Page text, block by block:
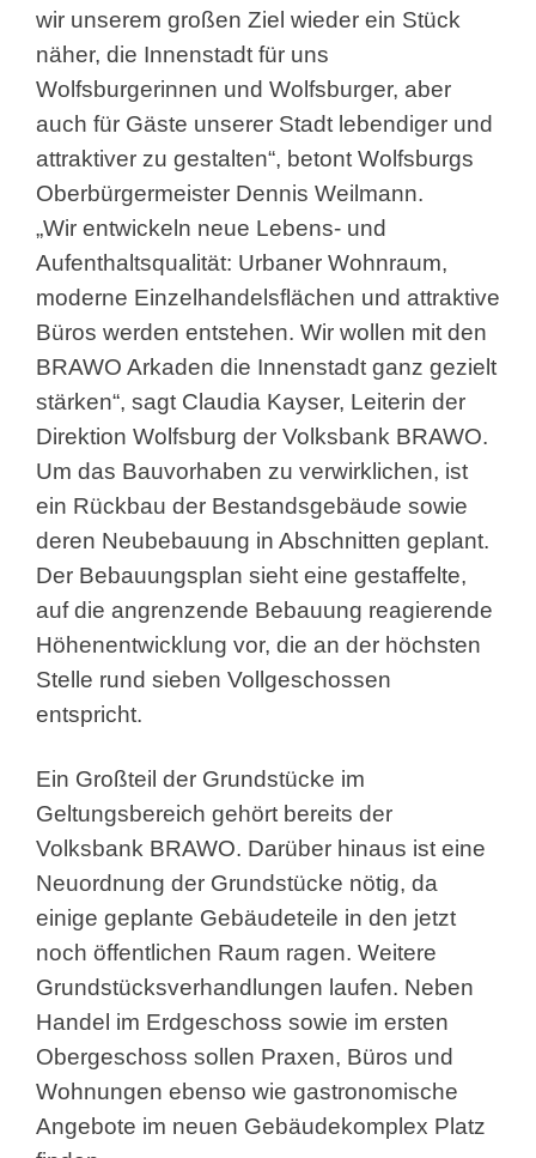
wir unserem großen Ziel wieder ein Stück
näher, die Innenstadt für uns
Wolfsburgerinnen und Wolfsburger, aber
auch für Gäste unserer Stadt lebendiger und
attraktiver zu gestalten“, betont Wolfsburgs
Oberbürgermeister Dennis Weilmann.
„Wir entwickeln neue Lebens- und
Aufenthaltsqualität: Urbaner Wohnraum,
moderne Einzelhandelsflächen und attraktive
Büros werden entstehen. Wir wollen mit den
BRAWO Arkaden die Innenstadt ganz gezielt
stärken“, sagt Claudia Kayser, Leiterin der
Direktion Wolfsburg der Volksbank BRAWO.
Um das Bauvorhaben zu verwirklichen, ist
ein Rückbau der Bestandsgebäude sowie
deren Neubebauung in Abschnitten geplant.
Der Bebauungsplan sieht eine gestaffelte,
auf die angrenzende Bebauung reagierende
Höhenentwicklung vor, die an der höchsten
Stelle rund sieben Vollgeschossen
entspricht.
Ein Großteil der Grundstücke im
Geltungsbereich gehört bereits der
Volksbank BRAWO. Darüber hinaus ist eine
Neuordnung der Grundstücke nötig, da
einige geplante Gebäudeteile in den jetzt
noch öffentlichen Raum ragen. Weitere
Grundstücksverhandlungen laufen. Neben
Handel im Erdgeschoss sowie im ersten
Obergeschoss sollen Praxen, Büros und
Wohnungen ebenso wie gastronomische
Angebote im neuen Gebäudekomplex Platz